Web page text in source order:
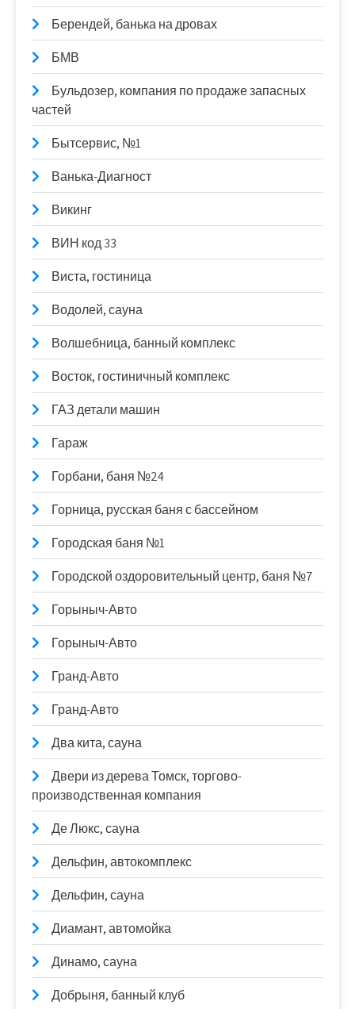
Берендей, банька на дровах
БМВ
Бульдозер, компания по продаже запасных
частей
Бытсервис, №1
Ванька-Диагност
Викинг
ВИН код 33
Виста, гостиница
Водолей, сауна
Волшебница, банный комплекс
Восток, гостиничный комплекс
ГАЗ детали машин
Гараж
Горбани, баня №24
Горница, русская баня с бассейном
Городская баня №1
Городской оздоровительный центр, баня №7
Горыныч-Авто
Горыныч-Авто
Гранд-Авто
Гранд-Авто
Два кита, сауна
Двери из дерева Томск, торгово-
производственная компания
Де Люкс, сауна
Дельфин, автокомплекс
Дельфин, сауна
Диамант, автомойка
Динамо, сауна
Добрыня, банный клуб